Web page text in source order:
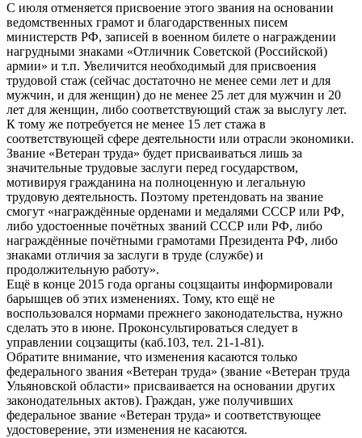
С июля отменяется присвоение этого звания на основании
ведомственных грамот и благодарственных писем
министерств РФ, записей в военном билете о награждении
нагрудными знаками «Отличник Советской (Российской)
армии» и т.п. Увеличится необходимый для присвоения
трудовой стаж (сейчас достаточно не менее семи лет и для
мужчин, и для женщин) до не менее 25 лет для мужчин и 20
лет для женщин, либо соответствующий стаж за выслугу лет.
К тому же потребуется не менее 15 лет стажа в
соответствующей сфере деятельности или отрасли экономики.
Звание «Ветеран труда» будет присваиваться лишь за
значительные трудовые заслуги перед государством,
мотивируя гражданина на полноценную и легальную
трудовую деятельность. Поэтому претендовать на звание
смогут «награждённые орденами и медалями СССР или РФ,
либо удостоенные почётных званий СССР или РФ, либо
награждённые почётными грамотами Президента РФ, либо
знаками отличия за заслуги в труде (службе) и
продолжительную работу».
Ещё в конце 2015 года органы соцзщаиты информировали
барышцев об этих изменениях. Тому, кто ещё не
воспользовался нормами прежнего законодательства, нужно
сделать это в июне. Проконсультироваться следует в
управлении соцзащиты (каб.103, тел. 21-1-81).
Обратите внимание, что изменения касаются только
федерального звания «Ветеран труда» (звание «Ветеран труда
Ульяновской области» присваивается на основании других
законодательных актов). Граждан, уже получивших
федеральное звание «Ветеран труда» и соответствующее
удостоверение, эти изменения не касаются.